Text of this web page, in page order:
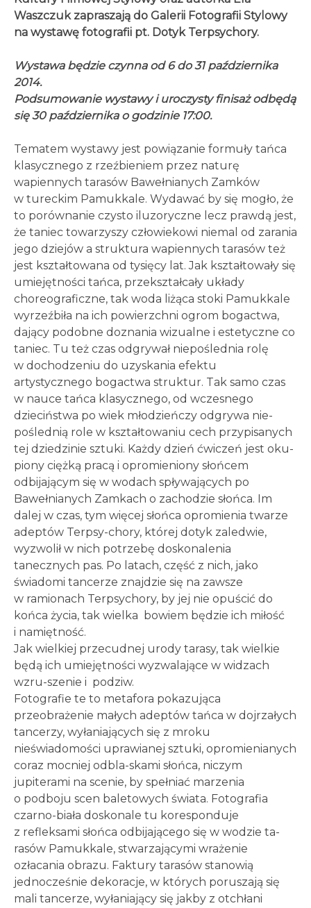
Waszczuk zapraszają do Galerii Fotografii Stylowy
na wystawę fotografii pt. Dotyk Terpsychory.
Wystawa będzie czynna od 6 do 31 października
2014.
Podsumowanie wystawy i uroczysty finisaż odbędą
się 30 października o godzinie 17:00.
Tematem wystawy jest powiązanie formuły tańca
klasycznego z rzeźbieniem przez naturę
wapiennych tarasów Bawełnianych Zamków
w tureckim Pamukkale. Wydawać by się mogło, że
to porównanie czysto iluzoryczne lecz prawdą jest,
że taniec towarzyszy człowiekowi niemal od zarania
jego dziejów a struktura wapiennych tarasów też
jest kształtowana od tysięcy lat. Jak kształtowały się
umiejętności tańca, przekształcały układy
choreograficzne, tak woda liżąca stoki Pamukkale
wyrzeźbiła na ich powierzchni ogrom bogactwa,
dający podobne doznania wizualne i estetyczne co
taniec. Tu też czas odgrywał niepoślednia rolę
w dochodzeniu do uzyskania efektu
artystycznego bogactwa struktur. Tak samo czas
w nauce tańca klasycznego, od wczesnego
dzieciństwa po wiek młodzieńczy odgrywa nie-
poślednią role w kształtowaniu cech przypisanych
tej dziedzinie sztuki. Każdy dzień ćwiczeń jest oku-
piony ciężką pracą i opromieniony słońcem
odbijającym się w wodach spływających po
Bawełnianych Zamkach o zachodzie słońca. Im
dalej w czas, tym więcej słońca opromienia twarze
adeptów Terpsy-chory, której dotyk zaledwie,
wyzwolił w nich potrzebę doskonalenia
tanecznych pas. Po latach, część z nich, jako
świadomi tancerze znajdzie się na zawsze
w ramionach Terpsychory, by jej nie opuścić do
końca życia, tak wielka bowiem będzie ich miłość
i namiętność.
Jak wielkiej przecudnej urody tarasy, tak wielkie
będą ich umiejętności wyzwalające w widzach
wzru-szenie i podziw.
Fotografie te to metafora pokazująca
przeobrażenie małych adeptów tańca w dojrzałych
tancerzy, wyłaniających się z mroku
nieświadomości uprawianej sztuki, opromienianych
coraz mocniej odbla-skami słońca, niczym
jupiterami na scenie, by spełniać marzenia
o podboju scen baletowych świata. Fotografia
czarno-biała doskonale tu koresponduje
z refleksami słońca odbijającego się w wodzie ta-
rasów Pamukkale, stwarzającymi wrażenie
ozłacania obrazu. Faktury tarasów stanowią
jednocześnie dekoracje, w których poruszają się
mali tancerze, wyłaniający się jakby z otchłani